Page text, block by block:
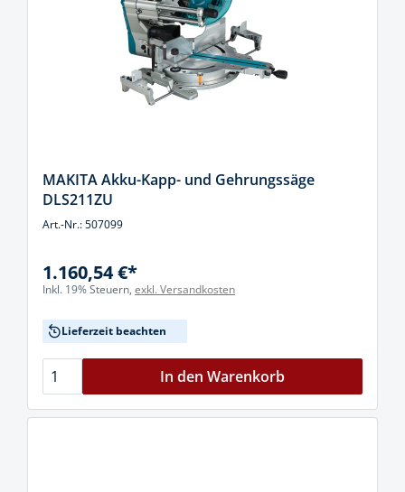
MAKITA Akku-Kapp- und Gehrungssäge
DLS211ZU
Art.-Nr.: 507099
1.160,54 €*
Inkl. 19% Steuern, exkl. Versandkosten
Lieferzeit beachten
In den Warenkorb